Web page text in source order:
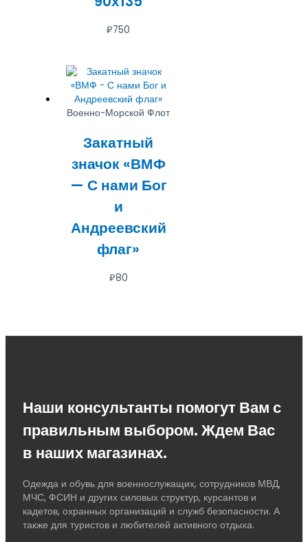
₽750
Военно-Морской Флот
Закатный
значок «ВМФ
— С нами Бог
и
Андреевский
флаг»
₽80
Наши консультанты помогут Вам с
правильным выбором. Ждем Вас
в наших магазинах.
Одежда и обувь для военнослужащих, сотрудников МВД,
МЧС, ФСИН и других силовых структур, курсантов и
кадетов, охранных организаций и служб безопасности. А
также для туристов и любителей активного отдыха.